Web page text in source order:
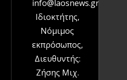
info@laosnews.gr
Ιδιοκτήτης,
Νόμιμος
εκπρόσωπος,
Διευθυντής:
Ζήσης Μιχ.